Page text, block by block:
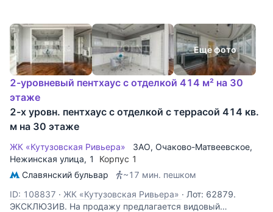
Еще фото
2-уровневый пентхаус с отделкой 414 м² на 30
этаже
2-х уровн. пентхаус с отделкой с террасой 414 кв.
м на 30 этаже
ЖК «Кутузовская Ривьера» ЗАО, Очаково-Матвеевское,
Нежинская улица, 1
Корпус 1
Славянский бульвар
~17 мин. пешком
ID: 108837 · ЖК «Кутузовская Ривьера» · Лот: 62879.
ЭКСКЛЮЗИВ. На продажу предлагается видовый